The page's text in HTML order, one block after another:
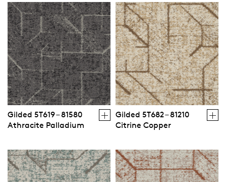
Gilded 5T619 – 81580
Athracite Palladium
Gilded 5T682 – 81210
Citrine Copper